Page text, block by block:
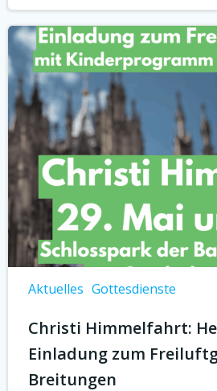
Aktuelles Gottesdienste
Christi Himmelfahrt:
Einladung zum
Breitungen